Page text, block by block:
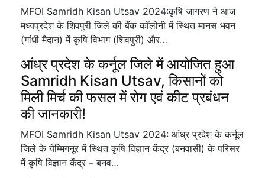
MFOI Samridh Kisan Utsav 2024:कृषि जागरण ने आज
मध्यप्रदेश के शिवपुरी जिले की बैंक कॉलोनी में स्थित मानस भवन
(गांधी मैदान) में कृषि विभाग (शिवपुरी) और…
आंध्र प्रदेश के कर्नूल जिले में आयोजित हुआ
Samridh Kisan Utsav, किसानों को
मिली मिर्च की फसल में रोग एवं कीट प्रबंधन
की जानकारी!
MFOI Samridh Kisan Utsav 2024: आंध्र प्रदेश के कर्नूल
जिले के येम्मिगनूर में स्थित कृषि विज्ञान केंद्र (बनवासी) के परिसर
में कृषि विज्ञान केंद्र – बनव…